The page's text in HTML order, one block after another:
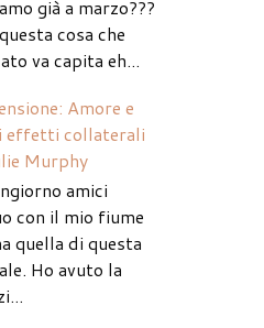
già a marzo???
cosa che
va capita eh...
Amore e
effetti collaterali
Murphy
amici
con il mio fiume
quella di questa
Ho avuto la